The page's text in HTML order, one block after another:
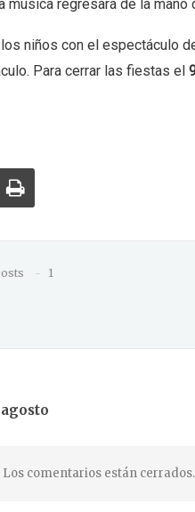
música regresará de la mano
niños con el espectáculo
Para cerrar las fiestas el
1
Los comentarios están cerrados.